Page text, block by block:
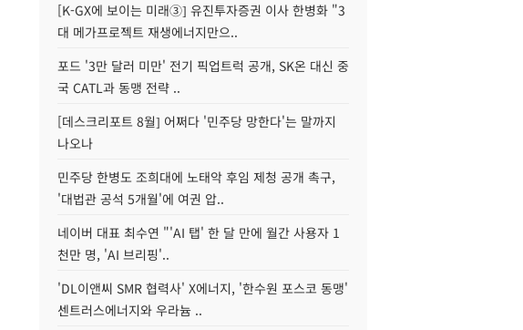
[K-GX에 보이는 미래③] 유진투자증권 이사 한병화 "3
대 메가프로젝트 재생에너지만으..
포드 '3만 달러 미만' 전기 픽업트럭 공개, SK온 대신 중
국 CATL과 동맹 전략 ..
[데스크리포트 8월] 어쩌다 '민주당 망한다'는 말까지
나오나
민주당 한병도 조희대에 노태악 후임 제청 공개 촉구,
'대법관 공석 5개월'에 여권 압..
네이버 대표 최수연 "'AI 탭' 한 달 만에 월간 사용자 1
천만 명, 'AI 브리핑'..
'DL이앤씨 SMR 협력사' X에너지, '한수원 포스코 동맹'
센트러스에너지와 우라늄 ..